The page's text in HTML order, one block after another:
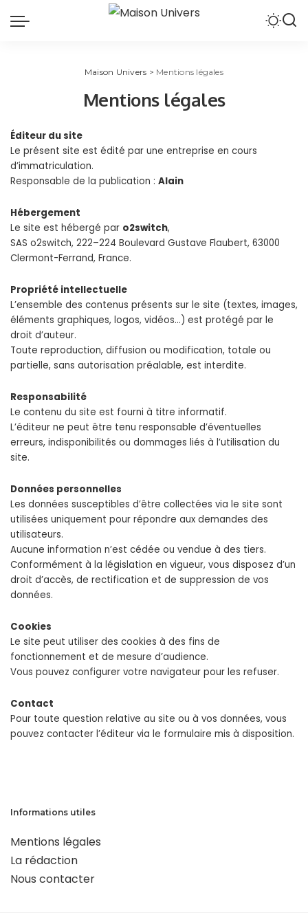
Maison Univers > Mentions légales
Mentions légales
Éditeur du site
Le présent site est édité par une entreprise en cours
d’immatriculation.
Responsable de la publication : Alain
Hébergement
Le site est hébergé par o2switch,
SAS o2switch, 222–224 Boulevard Gustave Flaubert, 63000
Clermont-Ferrand, France.
Propriété intellectuelle
L’ensemble des contenus présents sur le site (textes, images,
éléments graphiques, logos, vidéos…) est protégé par le
droit d’auteur.
Toute reproduction, diffusion ou modification, totale ou
partielle, sans autorisation préalable, est interdite.
Responsabilité
Le contenu du site est fourni à titre informatif.
L’éditeur ne peut être tenu responsable d’éventuelles
erreurs, indisponibilités ou dommages liés à l’utilisation du
site.
Données personnelles
Les données susceptibles d’être collectées via le site sont
utilisées uniquement pour répondre aux demandes des
utilisateurs.
Aucune information n’est cédée ou vendue à des tiers.
Conformément à la législation en vigueur, vous disposez d’un
droit d’accès, de rectification et de suppression de vos
données.
Cookies
Le site peut utiliser des cookies à des fins de
fonctionnement et de mesure d’audience.
Vous pouvez configurer votre navigateur pour les refuser.
Contact
Pour toute question relative au site ou à vos données, vous
pouvez contacter l’éditeur via le formulaire mis à disposition.
Informations utiles
Mentions légales
La rédaction
Nous contacter